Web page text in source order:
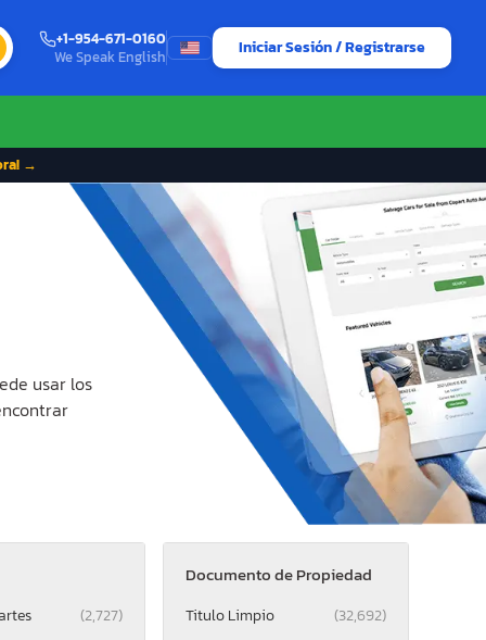
+1-954-671-0160
We Speak English
Iniciar Sesión / Registrarse
→
usar los
(2,727)
Documento de Propiedad
Titulo Limpio
(32,692)